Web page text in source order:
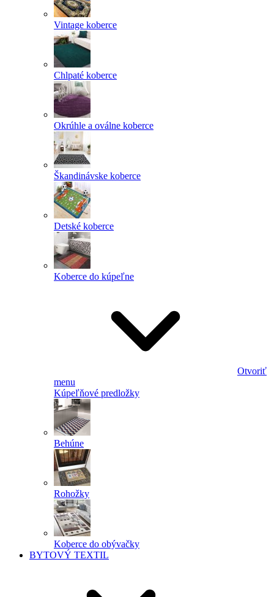
Vintage koberce
Chlpaté koberce
Okrúhle a oválne koberce
Škandinávske koberce
Detské koberce
Koberce do kúpeľne
Otvoriť
menu
Kúpeľňové predložky
Behúne
Rohožky
Koberce do obývačky
BYTOVÝ TEXTIL